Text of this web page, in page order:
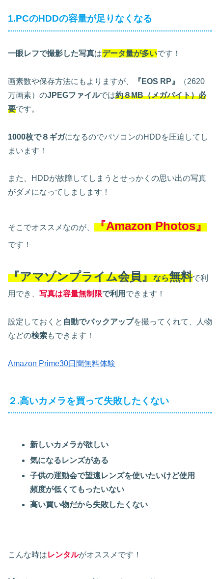
1.PCのHDDの容量が足りなくなる
一眼レフで撮影した写真はデータ量が多いです！
画素数や保存方法にもよりますが、 『EOS RP』
（2620
万画素）のJPEGファイルでは約８MB（メガバイト）必
要です。
1000枚で８ギガになるのでパソコンのHDDを圧迫してし
まいます！
また、HDDが故障してしまうとせっかくの思い出の写真
がダメになってしまします！
そこでオススメなのが、 『Amazon Photos』
です！
『アマゾンプライム会員』なら無料で利
用でき、 写真は容量無制限で利用 できます！
設定しておくと 自動でバックアップを撮ってくれて、人物
などの検索もできます！
Amazon Prime30日間無料体験
２.高いカメラを買って失敗したくない
新しいカメラが欲しい
気になるレンズがある
子供の運動会で望遠レンズを使いたいけど使用
頻度が低くてもったいない
高い買い物だから失敗したくない
こんな時はレンタルがオススメです！